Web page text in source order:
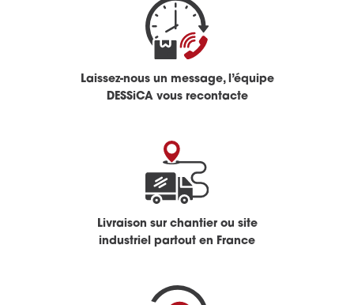
Laissez-nous un message, l’équipe
DESSiCA vous recontacte
Livraison sur chantier ou site
industriel partout en France